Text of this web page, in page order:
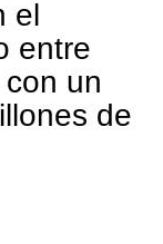
el
entre
un
de